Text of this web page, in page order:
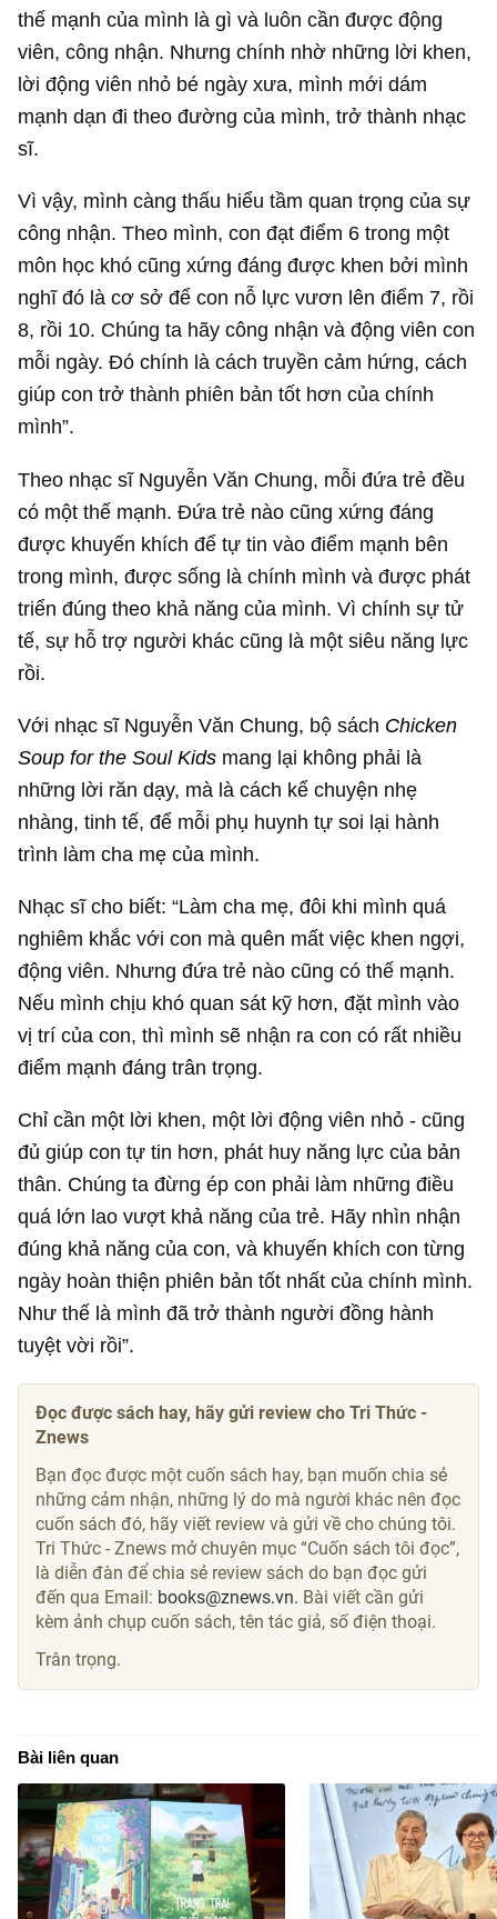
thế mạnh của mình là gì và luôn cần được động
viên, công nhận. Nhưng chính nhờ những lời khen,
lời động viên nhỏ bé ngày xưa, mình mới dám
mạnh dạn đi theo đường của mình, trở thành nhạc
sĩ.
Vì vậy, mình càng thấu hiểu tầm quan trọng của sự
công nhận. Theo mình, con đạt điểm 6 trong một
môn học khó cũng xứng đáng được khen bởi mình
nghĩ đó là cơ sở để con nỗ lực vươn lên điểm 7, rồi
8, rồi 10. Chúng ta hãy công nhận và động viên con
mỗi ngày. Đó chính là cách truyền cảm hứng, cách
giúp con trở thành phiên bản tốt hơn của chính
mình”.
Theo nhạc sĩ Nguyễn Văn Chung, mỗi đứa trẻ đều
có một thế mạnh. Đứa trẻ nào cũng xứng đáng
được khuyến khích để tự tin vào điểm mạnh bên
trong mình, được sống là chính mình và được phát
triển đúng theo khả năng của mình. Vì chính sự tử
tế, sự hỗ trợ người khác cũng là một siêu năng lực
rồi.
Với nhạc sĩ Nguyễn Văn Chung, bộ sách Chicken
Soup for the SoulKids mang lại không phải là
những lời răn dạy, mà là cách kể chuyện nhẹ
nhàng, tinh tế, để mỗi phụ huynh tự soi lại hành
trình làm cha mẹ của mình.
Nhạc sĩ cho biết: “Làm cha mẹ, đôi khi mình quá
nghiêm khắc với con mà quên mất việc khen ngợi,
động viên. Nhưng đứa trẻ nào cũng có thế mạnh.
Nếu mình chịu khó quan sát kỹ hơn, đặt mình vào
vị trí của con, thì mình sẽ nhận ra con có rất nhiều
điểm mạnh đáng trân trọng.
Chỉ cần một lời khen, một lời động viên nhỏ - cũng
đủ giúp con tự tin hơn, phát huy năng lực của bản
thân. Chúng ta đừng ép con phải làm những điều
quá lớn lao vượt khả năng của trẻ. Hãy nhìn nhận
đúng khả năng của con, và khuyến khích con từng
ngày hoàn thiện phiên bản tốt nhất của chính mình.
Như thế là mình đã trở thành người đồng hành
tuyệt vời rồi”.
Đọc được sách hay, hãy gửi review cho Tri Thức -
Znews
Bạn đọc được một cuốn sách hay, bạn muốn chia sẻ
những cảm nhận, những lý do mà người khác nên đọc
cuốn sách đó, hãy viết review và gửi về cho chúng tôi.
Tri Thức - Znews mở chuyên mục “Cuốn sách tôi đọc”,
là diễn đàn để chia sẻ review sách do bạn đọc gửi
đến qua Email: books@znews.vn. Bài viết cần gửi
kèm ảnh chụp cuốn sách, tên tác giả, số điện thoại.
Trân trọng.
Bài liên quan